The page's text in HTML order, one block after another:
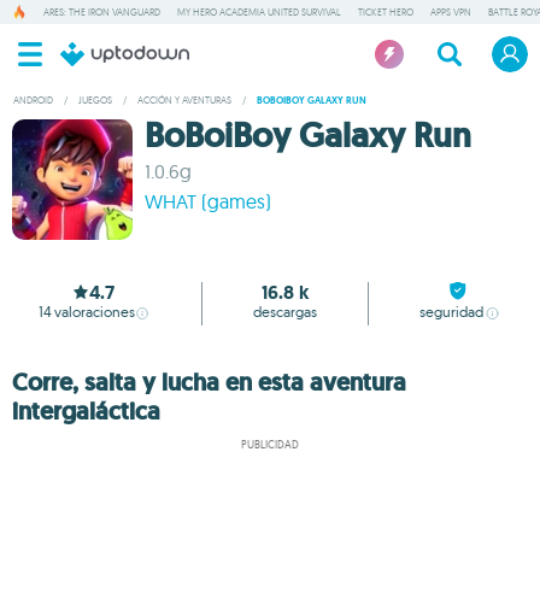
ARES: THE IRON VANGUARD MY HERO ACADEMIA UNITED SURVIVAL TICKET HERO APPS VPN BATTLE
ANDROID / JUEGOS / ACCIÓN Y AVENTURAS / BOBOIBOY GALAXY RUN
BoBoiBoy Galaxy Run
1.0.6g
WHAT (games)
4.7
14valoraciones
16.8 k
descargas seguridad
Corre, salta y lucha en esta aventura
intergaláctica
PUBLICIDAD